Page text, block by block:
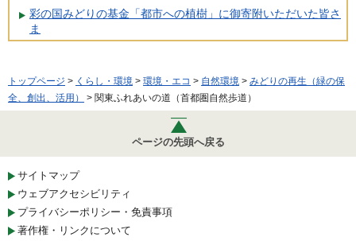
彩の国みどりの基金「都市への植樹」に御寄附いただいた皆さ
ま
トップページ > くらし・環境 > 環境・エコ > 自然環境 > みどりの再生（緑の保
全、創出、活用）
> 関東ふれあいの道（首都圏自然歩道）
ページの先頭へ戻る
サイトマップ
ウェブアクセシビリティ
プライバシーポリシー・免責事項
著作権・リンクについて